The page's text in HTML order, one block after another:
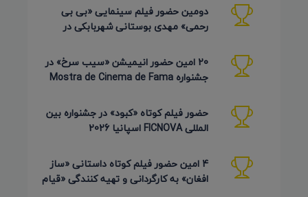
دومین حضور فیلم سینمایی «بی بی
رحمی» مهدی بوستانی شهربابکی در
20 امین حضور انیمیشن «سیب سرخ» در
جشنواره Mostra de Cinema de Fama
حضور فیلم کوتاه «کبود» در جشنواره بین
المللی FICNOVA اسپانیا 2026
4 امین حضور فیلم کوتاه داستانی «ساز
افغان» به کارگردانی و تهیه کنندگی «قیام